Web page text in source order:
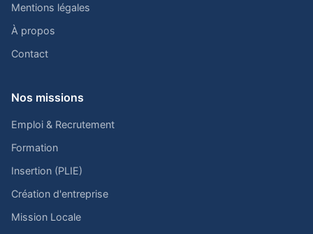
Mentions légales
À propos
Contact
Nos missions
Emploi & Recrutement
Formation
Insertion (PLIE)
Création d'entreprise
Mission Locale